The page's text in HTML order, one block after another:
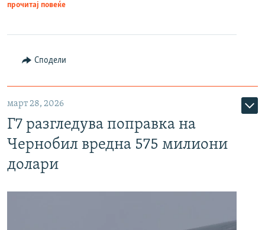
прочитај повеќе
Сподели
март 28, 2026
Г7 разгледува поправка на
Чернобил вредна 575 милиони
долари